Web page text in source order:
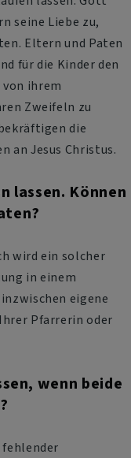
seine Liebe zu,
Eltern und Paten
für die Kinder den
von ihrem
Zweifeln zu
die
an Jesus Christus.
lassen. Können
wird ein solcher
in einem
eigene
Pfarrerin oder
wenn beide